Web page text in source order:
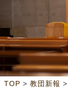
TOP > 教団新報 >